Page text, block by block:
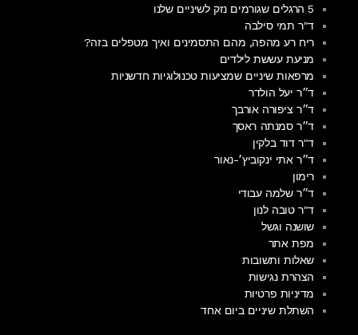
5 הרגלים שגורמים נזק לשיניים שלנו
ד"ר תמי סילבה
ריח רע מהפה, מהם התסמינים ואיך מטפלים בזה?
מניעת עששת לילדים
מרפאות שיניים שמציעות טכנולוגיות חדשניות
ד״ר יעל הולדר
ד״ר ציפורה אורבך
ד״ר סמנתה ראסך
ד"ר דוד בלקין
ד״ר אתי ינקוביץ׳-נאור
רימון
ד״ר שלמה עבודי
ד"ר טובה לנון
שושנה וגשל
מפת אתר
שאלות ותשובות
הצהרת נגישות
מדיניות פרטיות
השתלת שיניים ביום אחד